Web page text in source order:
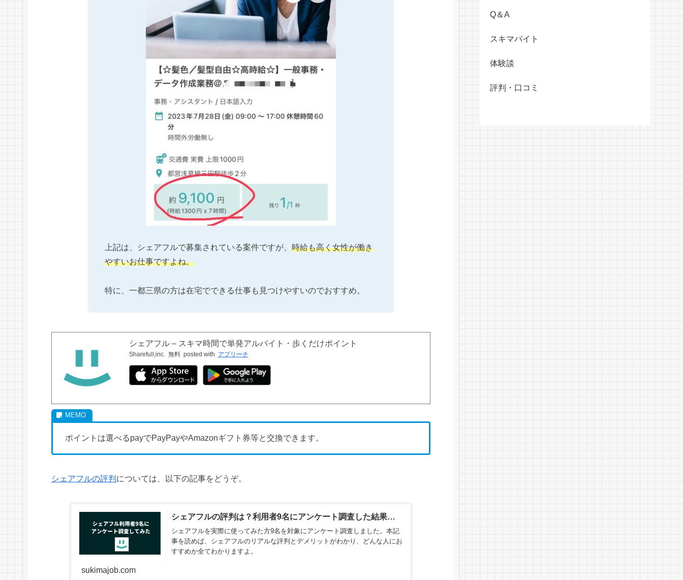
上記は、シェアフルで募集されている案件ですが、 時給も高く女性が働き
やすいお仕事ですよね。
特に、一都三県の方は在宅でできる仕事も見つけやすいのでおすすめ。
シェアフル – スキマ時間で単発アルバイト・歩くだけポイント
Sharefull,inc. 無料 posted with アプリーチ
ポイントは選べるpayでPayPayやAmazonギフト券等と交換できます。
シェアフルの評判 については、以下の記事をどうぞ。
シェアフルの評判は？利用者9名にアンケート調査した結果…
シェアフルを実際に使ってみた方9名を対象にアンケート調査しました。本記
事を読めば、シェアフルのリアルな評判とデメリットがわかり、どんな人にお
すすめか全てわかりますよ。
sukimajob.com
Q＆A
スキマバイト
体験談
評判・口コミ